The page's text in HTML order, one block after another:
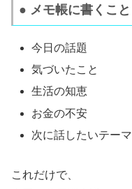
● メモ帳に書くこと
今日の話題
気づいたこと
生活の知恵
お金の不安
次に話したいテーマ
これだけで、